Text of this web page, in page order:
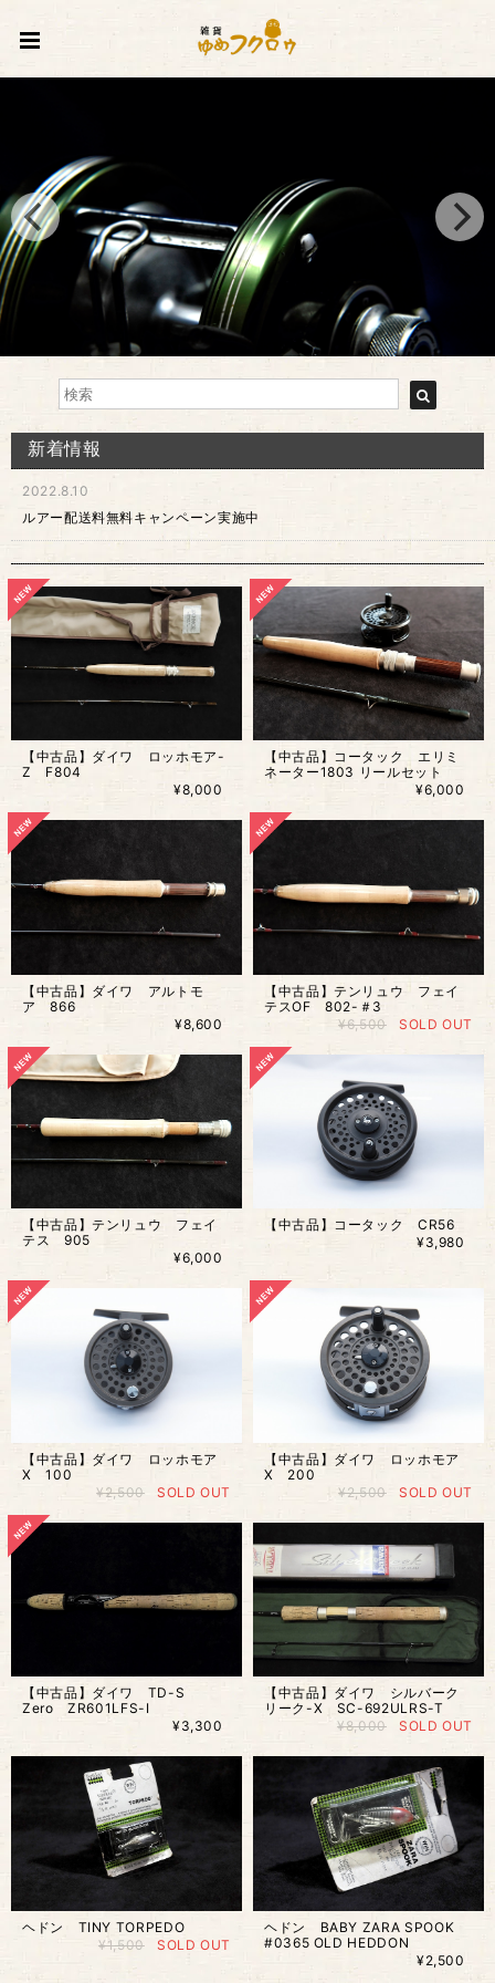
新着情報
2022.8.10
ルアー配送料無料キャンペーン実施中
【中古品】ダイワ ロッホモア-
Z F804
¥8,000
【中古品】コータック エリミ
ネーター1803 リールセット
¥6,000
【中古品】ダイワ アルトモ
ア 866
¥8,600
【中古品】テンリュウ フェイ
テスOF 802-＃3
¥6,500
SOLD OUT
【中古品】テンリュウ フェイ
テス 905
¥6,000
【中古品】コータック CR56
¥3,980
【中古品】ダイワ ロッホモア
X 100
¥2,500
SOLD OUT
【中古品】ダイワ ロッホモア
X 200
¥2,500
SOLD OUT
【中古品】ダイワ TD-S
Zero ZR601LFS-I
¥3,300
【中古品】ダイワ シルバーク
リーク-X SC-692ULRS-T
¥8,000
SOLD OUT
ヘドン TINY TORPEDO
¥1,500
SOLD OUT
ヘドン BABY ZARA SPOOK
#0365 OLD HEDDON
¥2,500